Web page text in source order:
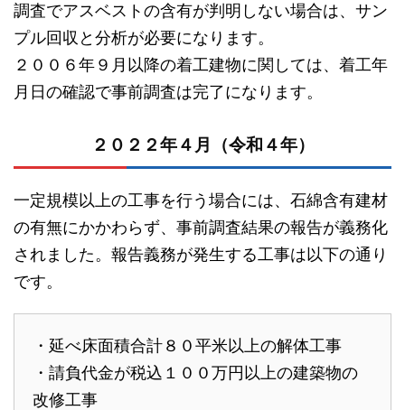
調査でアスベストの含有が判明しない場合は、サン
プル回収と分析が必要になります。
２００６年９月以降の着工建物に関しては、着工年
月日の確認で事前調査は完了になります。
２０２２年４月（令和４年）
一定規模以上の工事を行う場合には、石綿含有建材
の有無にかかわらず、事前調査結果の報告が義務化
されました。報告義務が発生する工事は以下の通り
です。
・延べ床面積合計８０平米以上の解体工事
・請負代金が税込１００万円以上の建築物の
改修工事